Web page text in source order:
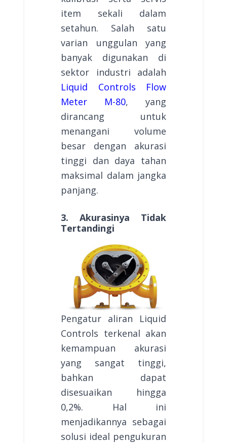
item sekali dalam
setahun. Salah satu
varian unggulan yang
banyak digunakan di
sektor industri adalah
Liquid Controls Flow
Meter M-80, yang
dirancang untuk
menangani volume
besar dengan akurasi
tinggi dan daya tahan
maksimal dalam jangka
panjang.
3. Akurasinya Tidak
Tertandingi
Pengatur aliran Liquid
Controls terkenal akan
kemampuan akurasi
yang sangat tinggi,
bahkan dapat
disesuaikan hingga
0,2%. Hal ini
menjadikannya sebagai
solusi ideal pengukuran